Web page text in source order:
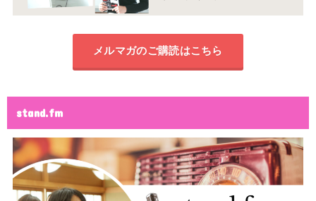
メルマガのご購読はこちら
stand.fm